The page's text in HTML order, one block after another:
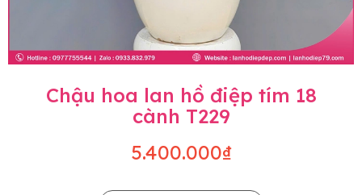
Chậu hoa lan hồ điệp tím 18
cành T229
5.400.000₫